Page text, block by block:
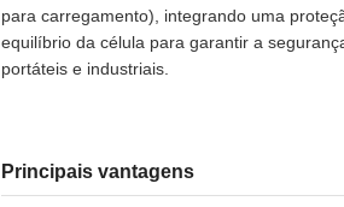
para carregamento), integrando uma
equilíbrio da célula para garantir a
portáteis e industriais.
Principais vantagens